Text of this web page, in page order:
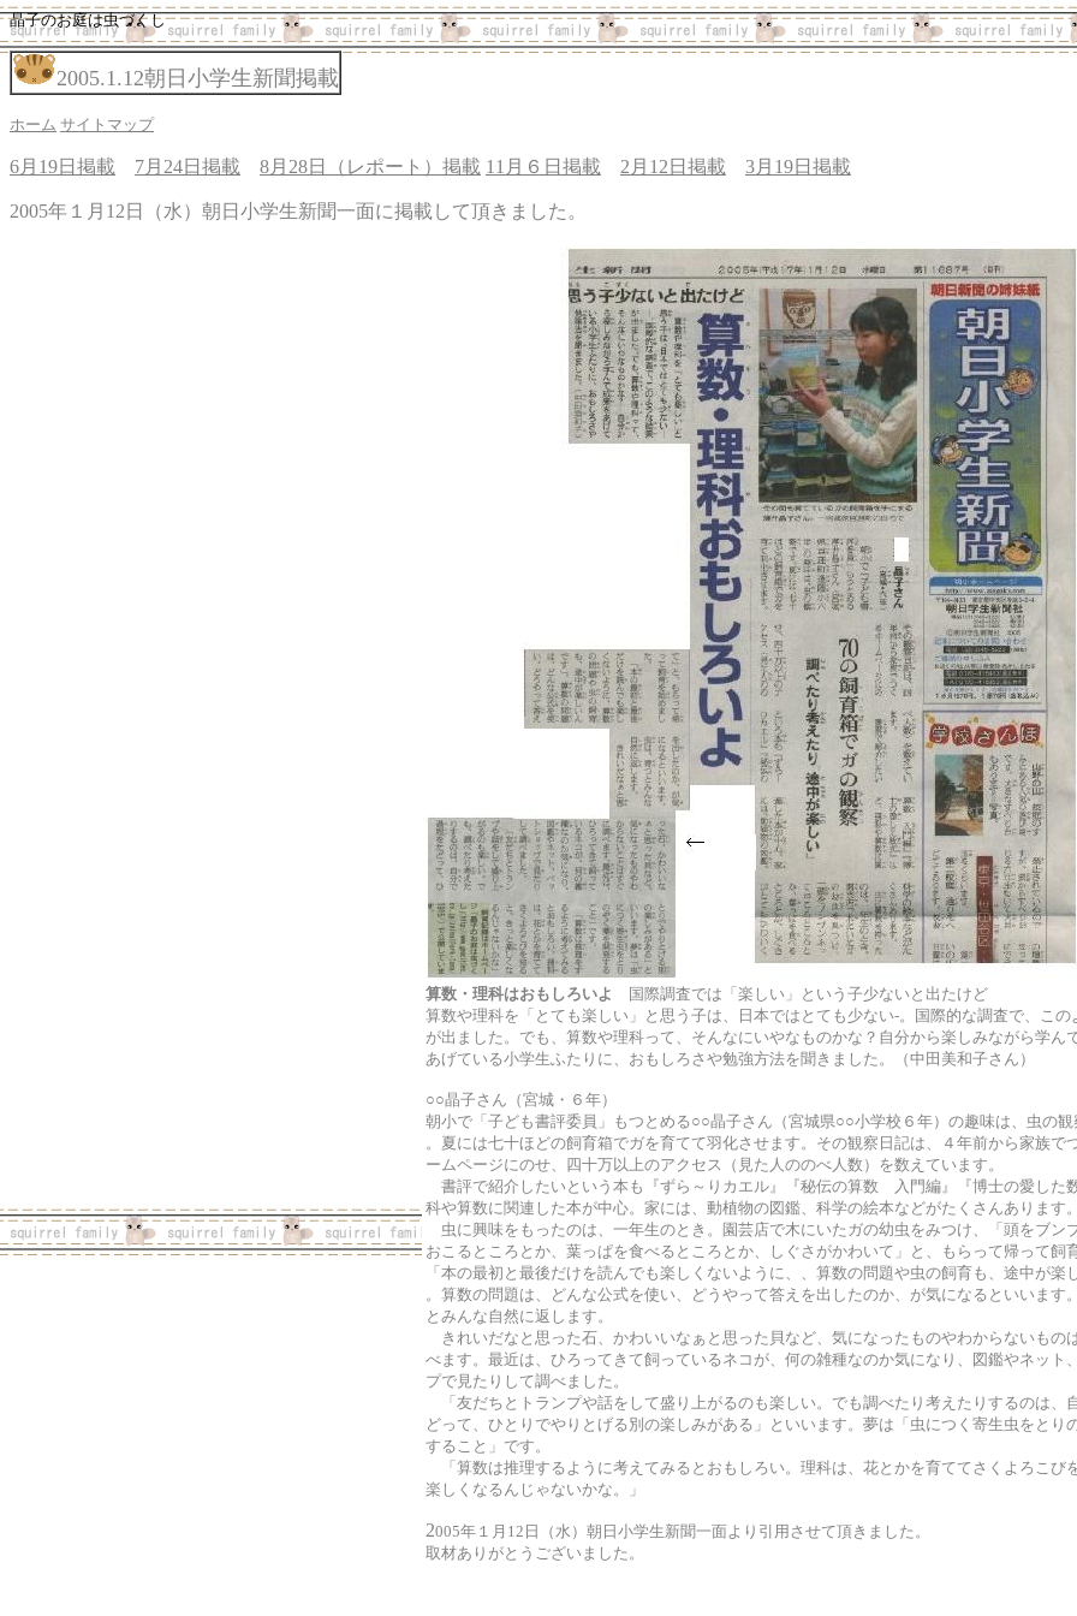
晶子のお庭は虫づくし
2005.1.12朝日小学生新聞掲載
ホーム サイトマップ
6月19日掲載 7月24日掲載 8月28日（レポート）掲載 11月６日掲載 2月12日掲載 3月19日掲載
2005年１月12日（水）朝日小学生新聞一面に掲載して頂きました。
算数・理科はおもしろいよ 国際調査では「楽しい」という子少ないと出たけど
算数や理科を「とても楽しい」と思う子は、日本ではとても少ない-。国際的な調査で、この
が出ました。でも、算数や理科って、そんなにいやなものかな？自分から楽しみながら学ん
あげている小学生ふたりに、おもしろさや勉強方法を聞きました。（中田美和子さん）
○○晶子さん（宮城・６年）
朝小で「子ども書評委員」もつとめる○○晶子さん（宮城県○○小学校６年）の趣味は、虫の観
。夏には七十ほどの飼育箱でガを育てて羽化させます。その観察日記は、４年前から家族で
ームページにのせ、四十万以上のアクセス（見た人ののべ人数）を数えています。
書評で紹介したいという本も『ずら～りカエル』『秘伝の算数 入門編』『博士の愛した
科や算数に関連した本が中心。家には、動植物の図鑑、科学の絵本などがたくさんあります。
虫に興味をもったのは、一年生のとき。園芸店で木にいたガの幼虫をみつけ、「頭をブン
おこるところとか、葉っぱを食べるところとか、しぐさがかわいて」と、もらって帰って飼
「本の最初と最後だけを読んでも楽しくないように、、算数の問題や虫の飼育も、途中が楽
。算数の問題は、どんな公式を使い、どうやって答えを出したのか、が気になるといいます
とみんな自然に返します。
きれいだなと思った石、かわいいなぁと思った貝など、気になったものやわからないもの
べます。最近は、ひろってきて飼っているネコが、何の雑種なのか気になり、図鑑やネット
プで見たりして調べました。
「友だちとトランプや話をして盛り上がるのも楽しい。でも調べたり考えたりするのは、
どって、ひとりでやりとげる別の楽しみがある」といいます。夢は「虫につく寄生虫をとり
すること」です。
「算数は推理するように考えてみるとおもしろい。理科は、花とかを育ててさくよろこび
楽しくなるんじゃないかな。」
2005年１月12日（水）朝日小学生新聞一面より引用させて頂きました。
取材ありがとうございました。